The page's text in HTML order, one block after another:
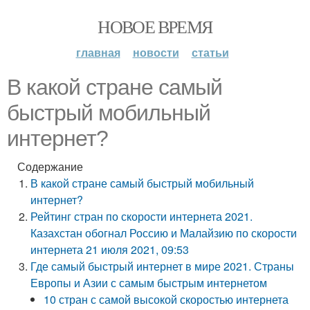
НОВОЕ ВРЕМЯ
главная новости статьи
В какой стране самый
быстрый мобильный
интернет?
Содержание
В какой стране самый быстрый мобильный
интернет?
Рейтинг стран по скорости интернета 2021.
Казахстан обогнал Россию и Малайзию по скорости
интернета 21 июля 2021, 09:53
Где самый быстрый интернет в мире 2021. Страны
Европы и Азии с самым быстрым интернетом
10 стран с самой высокой скоростью интернета